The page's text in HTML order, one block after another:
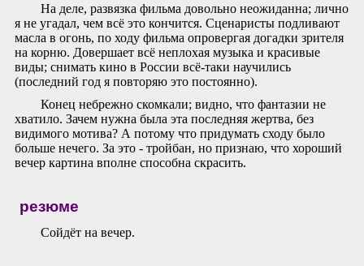
На деле, развязка фильма довольно неожиданна; лично
я не угадал, чем всё это кончится. Сценаристы подливают
масла в огонь, по ходу фильма опровергая догадки зрителя
на корню. Довершает всё неплохая музыка и красивые
виды; снимать кино в России всё-таки научились
(последний год я повторяю это постоянно).
Конец небрежно скомкали; видно, что фантазии не
хватило. Зачем нужна была эта последняя жертва, без
видимого мотива? А потому что придумать сходу было
больше нечего. За это - тройбан, но признаю, что хороший
вечер картина вполне способна скрасить.
резюме
Сойдёт на вечер.